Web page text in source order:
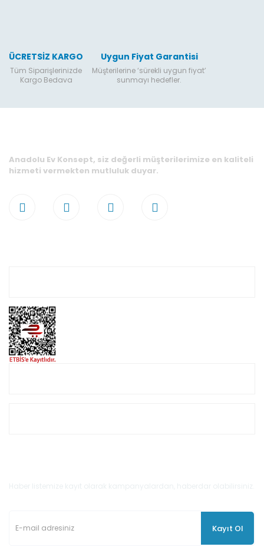
ÜCRETSİZ KARGO
Tüm Siparişlerinizde
Kargo Bedava
Uygun Fiyat Garantisi
Müşterilerine ‘sürekli uygun fiyat’
sunmayı hedefler.
Anadolu Ev Konsept, siz değerli müşterilerimize en kaliteli
hizmeti vermekten mutluluk duyar.
Kayıt Ol